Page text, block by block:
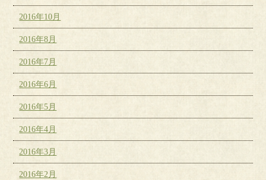
2016年10月
2016年8月
2016年7月
2016年6月
2016年5月
2016年4月
2016年3月
2016年2月